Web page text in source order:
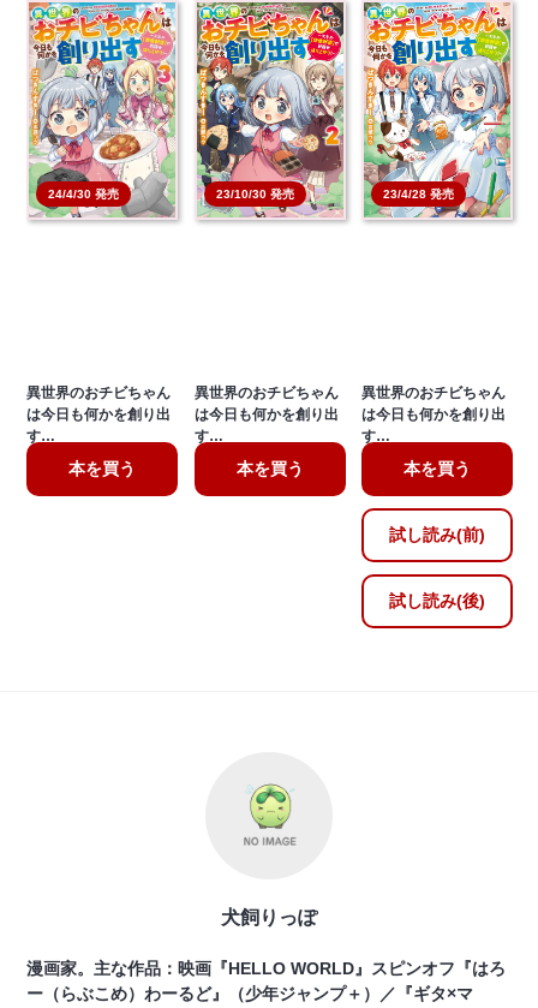
24/4/30 発売
異世界のおチビちゃん
は今日も何かを創り出
す…
本を買う
23/10/30 発売
異世界のおチビちゃん
は今日も何かを創り出
す…
本を買う
23/4/28 発売
異世界のおチビちゃん
は今日も何かを創り出
す…
本を買う
試し読み(前)
試し読み(後)
犬飼りっぽ
漫画家。主な作品：映画『HELLO WORLD』スピンオフ『はろ
ー（らぶこめ）わーるど』（少年ジャンプ＋）／『ギタ×マ